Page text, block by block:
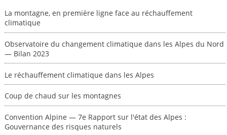
La montagne, en première ligne face au réchauffement
climatique
Observatoire du changement climatique dans les Alpes du Nord
— Bilan 2023
Le réchauffement climatique dans les Alpes
Coup de chaud sur les montagnes
Convention Alpine — 7e Rapport sur l'état des Alpes :
Gouvernance des risques naturels